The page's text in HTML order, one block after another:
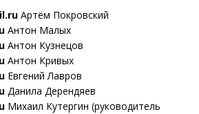
Артём Покровский
Антон Малых
Антон Кузнецов
Антон Кривых
Евгений Лавров
Данила Дерендяев
Михаил Кутергин (руководитель